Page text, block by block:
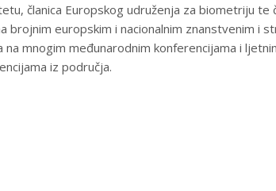
članica Europskog udruženja za biometriju te
europskim i nacionalnim znanstvenim i
mnogim međunarodnim konferencijama i
iz područja.